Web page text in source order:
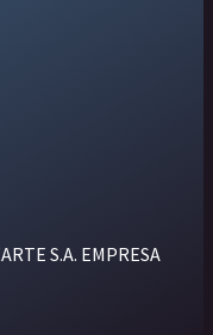
S.A. EMPRESA